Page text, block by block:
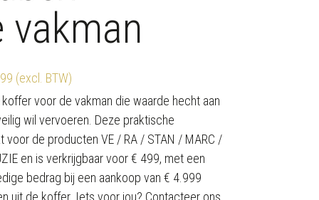
vakman
(excl. BTW)
voor de vakman die waarde hecht aan
wil vervoeren. Deze praktische
de producten VE / RA / STAN / MARC /
en is verkrijgbaar voor € 499, met een
bedrag bij een aankoop van € 4.999
uit de koffer. Iets voor jou? Contacteer ons